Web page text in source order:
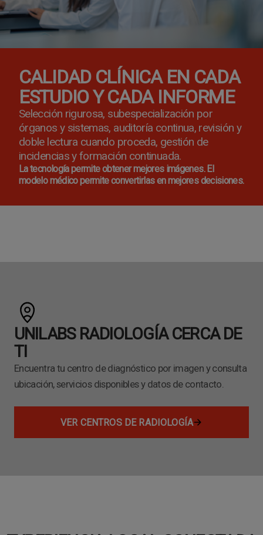
CALIDAD CLÍNICA EN CADA
ESTUDIO Y CADA INFORME
Selección rigurosa, subespecialización por
órganos y sistemas, auditoría continua, revisión y
doble lectura cuando proceda, gestión de
incidencias y formación continuada.
La tecnología permite obtener mejores imágenes. El
modelo médico permite convertirlas en mejores decisiones.
UNILABS RADIOLOGÍA CERCA DE
TI
Encuentra tu centro de diagnóstico por imagen y consulta
ubicación, servicios disponibles y datos de contacto.
VER CENTROS DE RADIOLOGÍA